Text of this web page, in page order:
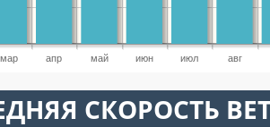
мар апр май июн июл авг
СКОРОСТЬ